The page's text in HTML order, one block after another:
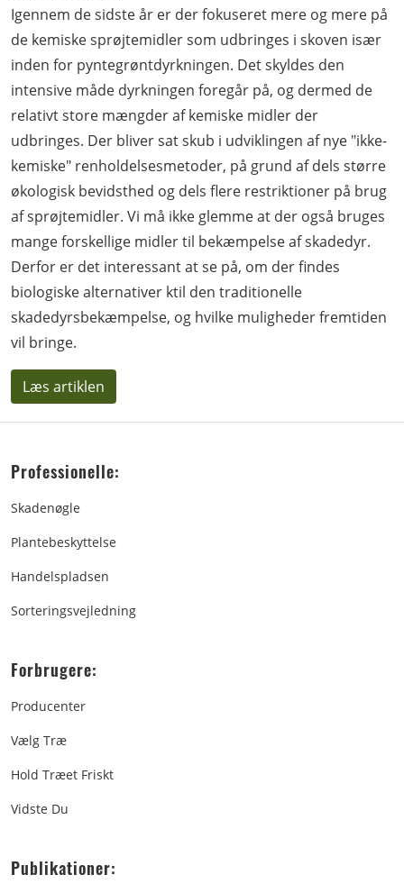
Igennem de sidste år er der fokuseret mere og mere på
de kemiske sprøjtemidler som udbringes i skoven især
inden for pyntegrøntdyrkningen. Det skyldes den
intensive måde dyrkningen foregår på, og dermed de
relativt store mængder af kemiske midler der
udbringes. Der bliver sat skub i udviklingen af nye "ikke-
kemiske" renholdelsesmetoder, på grund af dels større
økologisk bevidsthed og dels flere restriktioner på brug
af sprøjtemidler. Vi må ikke glemme at der også bruges
mange forskellige midler til bekæmpelse af skadedyr.
Derfor er det interessant at se på, om der findes
biologiske alternativer ktil den traditionelle
skadedyrsbekæmpelse, og hvilke muligheder fremtiden
vil bringe.
Læs artiklen
Professionelle:
Skadenøgle
Plantebeskyttelse
Handelspladsen
Sorteringsvejledning
Forbrugere:
Producenter
Vælg Træ
Hold Træet Friskt
Vidste Du
Publikationer: